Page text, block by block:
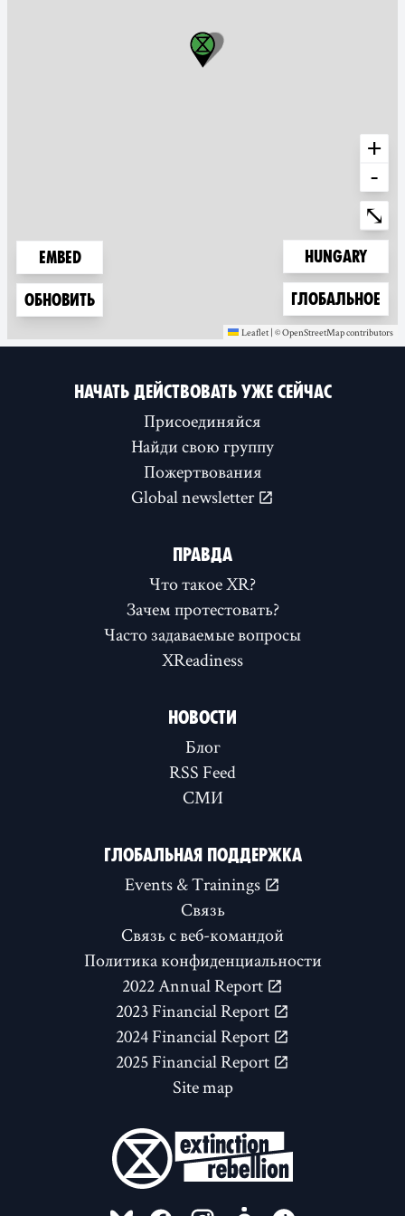
Embed
Обновить
+
-
⤡
Zoom to
Hungary
Zoom to
Глобальное
Leaflet | ©OpenStreetMap
(new window) contributors
(new window)
НАЧАТЬ ДЕЙСТВОВАТЬ УЖЕ СЕЙЧАС
Присоединяйся
Найди свою группу
Пожертвования
Global newsletter
ПРАВДА
Что такое XR?
Зачем протестовать?
Часто задаваемые вопросы
XReadiness
НОВОСТИ
Блог
RSS Feed
СМИ
ГЛОБАЛЬНАЯ ПОДДЕРЖКА
Events & Trainings
Связь
Связь с веб-командой
Политика конфиденциальности
2022 Annual Report
2023 Financial Report
2024 Financial Report
2025 Financial Report
Site map